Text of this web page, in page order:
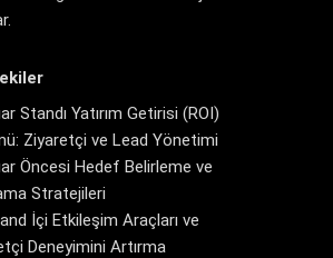
Standı Yatırım Getirisi (ROI)
Ziyaretçi ve Lead Yönetimi
Öncesi Hedef Belirleme ve
Stratejileri
İçi Etkileşim Araçları ve
Deneyimini Artırma